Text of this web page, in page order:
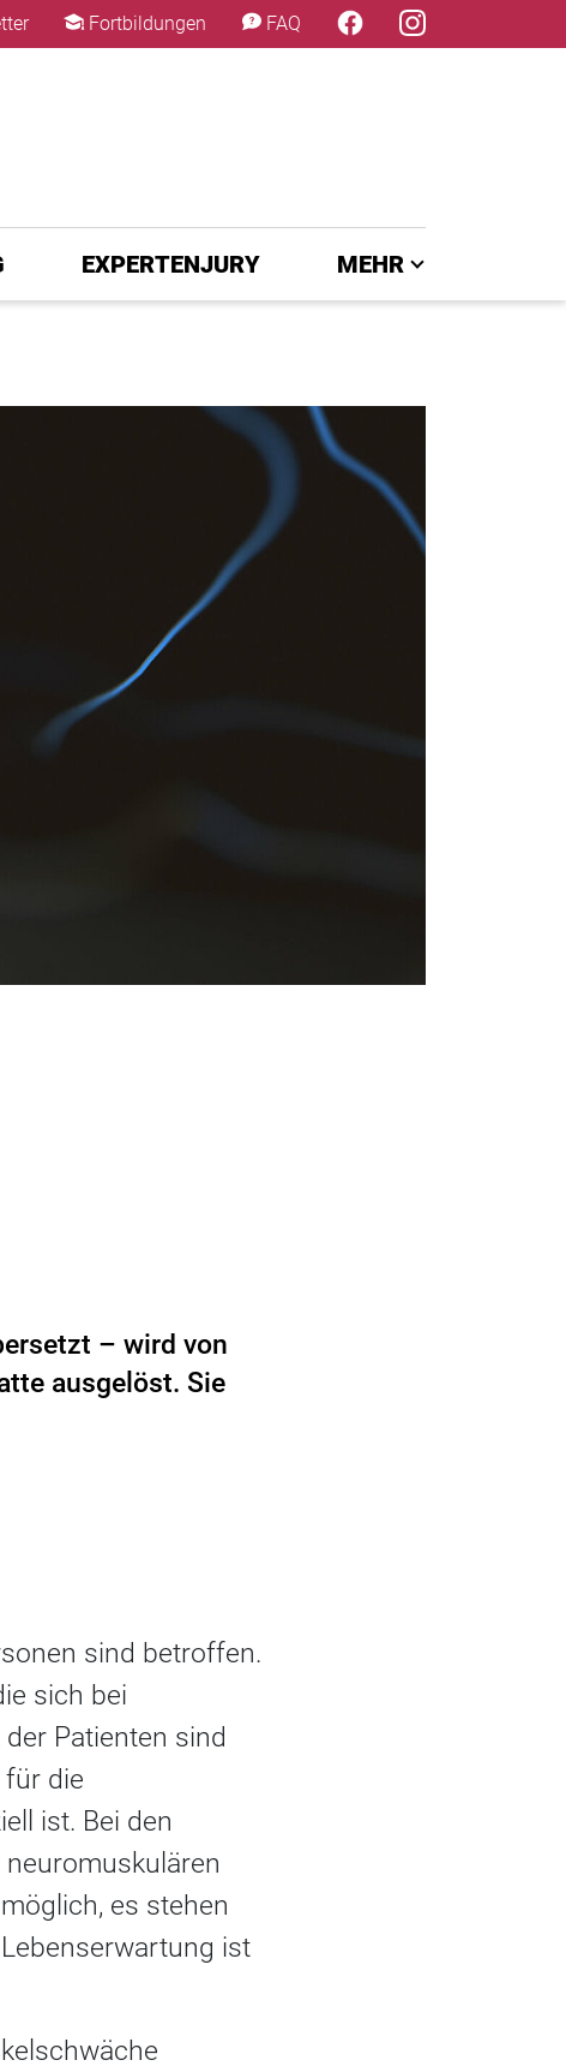
Fortbildungen FAQ
EXPERTENJURY MEHR
– wird von
ausgelöst. Sie
sind betroffen.
sich bei
Patienten sind
für die
ist. Bei den
es stehen
ist
×